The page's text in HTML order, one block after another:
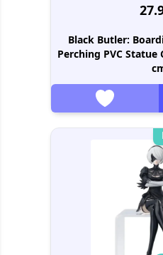
Black Butler:
Perching PVC